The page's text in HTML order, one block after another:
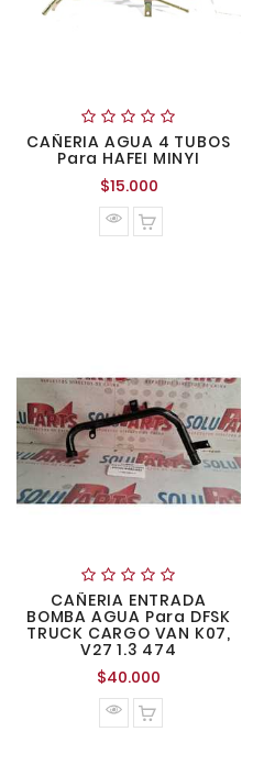
CAÑERIA AGUA 4 TUBOS
Para HAFEI MINYI
$15.000Precio
normal
CAÑERIA ENTRADA
BOMBA AGUA Para DFSK
TRUCK CARGO VAN K07,
V27 1.3 474
$40.000
normal